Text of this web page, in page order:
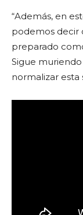
“Además, en
podemos decir
preparado
Sigue
normalizar esta